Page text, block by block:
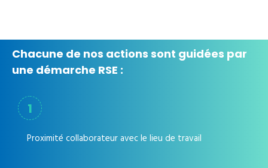
Chacune de nos actions sont guidées par
une démarche RSE :
1
Proximité collaborateur avec le lieu de travail